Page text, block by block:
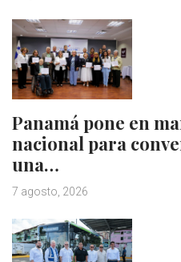
Panamá pone en
nacional para
una…
7 agosto, 2026